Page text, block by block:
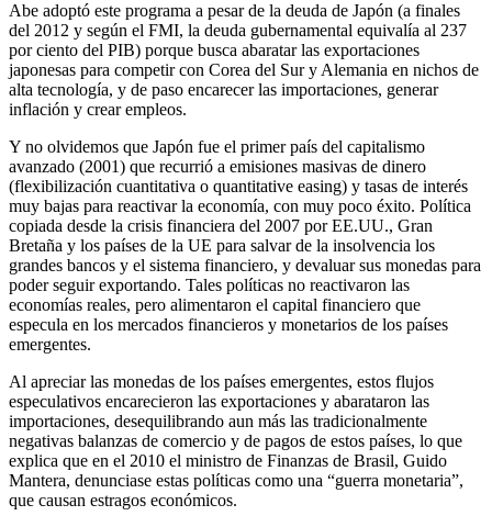
Abe adoptó este programa a pesar de la deuda de Japón (a finales
del 2012 y según el FMI, la deuda gubernamental equivalía al 237
por ciento del PIB) porque busca abaratar las exportaciones
japonesas para competir con Corea del Sur y Alemania en nichos de
alta tecnología, y de paso encarecer las importaciones, generar
inflación y crear empleos.
Y no olvidemos que Japón fue el primer país del capitalismo
avanzado (2001) que recurrió a emisiones masivas de dinero
(flexibilización cuantitativa o quantitative easing) y tasas de interés
muy bajas para reactivar la economía, con muy poco éxito. Política
copiada desde la crisis financiera del 2007 por EE.UU., Gran
Bretaña y los países de la UE para salvar de la insolvencia los
grandes bancos y el sistema financiero, y devaluar sus monedas para
poder seguir exportando. Tales políticas no reactivaron las
economías reales, pero alimentaron el capital financiero que
especula en los mercados financieros y monetarios de los países
emergentes.
Al apreciar las monedas de los países emergentes, estos flujos
especulativos encarecieron las exportaciones y abarataron las
importaciones, desequilibrando aun más las tradicionalmente
negativas balanzas de comercio y de pagos de estos países, lo que
explica que en el 2010 el ministro de Finanzas de Brasil, Guido
Mantera, denunciase estas políticas como una “guerra monetaria”,
que causan estragos económicos.